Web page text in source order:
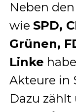
Neben
wie SPD,
Grünen,
Linke
Akteure in
Dazu